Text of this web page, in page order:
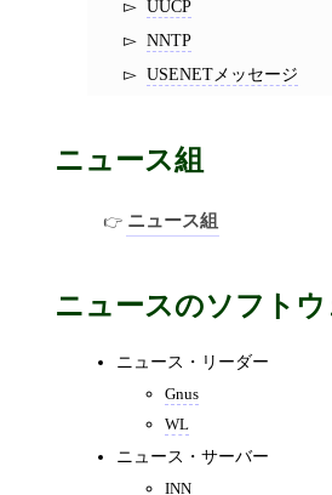
UUCP
NNTP
USENETメッセージ
ニュース組
ニュース組
ニュースのソフト
ニュース・リーダー
Gnus
WL
ニュース・サーバー
INN